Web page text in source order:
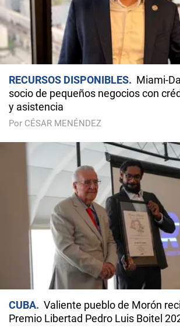
RECURSOS DISPONIBLES
Miami-
socio de pequeños negocios con
y asistencia
Por CÉSAR MENÉNDEZ
CUBA
Valiente pueblo de Morón
Premio Libertad Pedro Luis Boitel